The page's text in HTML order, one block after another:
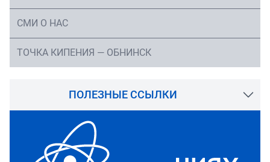
СМИ О НАС
ТОЧКА КИПЕНИЯ — ОБНИНСК
ПОЛЕЗНЫЕ ССЫЛКИ